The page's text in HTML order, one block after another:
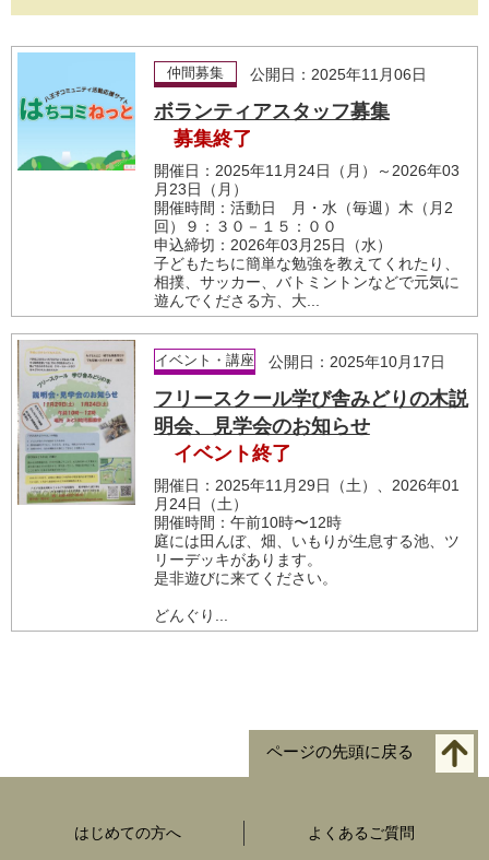
仲間募集 公開日：2025年11月06日
ボランティアスタッフ募集
募集終了
開催日：2025年11月24日（月）～2026年03
月23日（月）
開催時間：活動日 月・水（毎週）木（月2
回）９：３０－１５：００
申込締切：2026年03月25日（水）
子どもたちに簡単な勉強を教えてくれたり、
相撲、サッカー、バトミントンなどで元気に
遊んでくださる方、大...
イベント・講座 公開日：2025年10月17日
フリースクール学び舎みどりの木説
明会、見学会のお知らせ
イベント終了
開催日：2025年11月29日（土）、2026年01
月24日（土）
開催時間：午前10時〜12時
庭には田んぼ、畑、いもりが生息する池、ツ
リーデッキがあります。
是非遊びに来てください。
どんぐり...
ページの先頭に戻る
はじめての方へ よくあるご質問